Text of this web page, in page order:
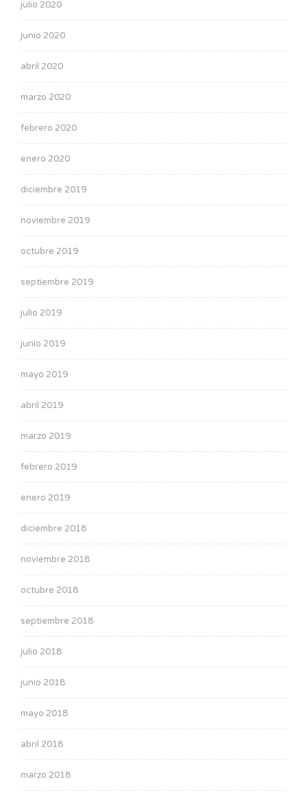
julio 2020
junio 2020
abril 2020
marzo 2020
febrero 2020
enero 2020
diciembre 2019
noviembre 2019
octubre 2019
septiembre 2019
julio 2019
junio 2019
mayo 2019
abril 2019
marzo 2019
febrero 2019
enero 2019
diciembre 2018
noviembre 2018
octubre 2018
septiembre 2018
julio 2018
junio 2018
mayo 2018
abril 2018
marzo 2018